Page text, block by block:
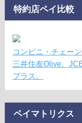
特約店ペイ比較
コンビニ・チェー
三井住友Olive、
プラス。
ペイマトリクス